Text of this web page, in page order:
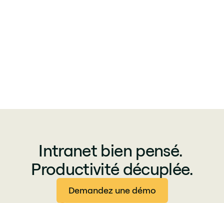
Intranet bien pensé.
Productivité décuplée.
Demandez une démo